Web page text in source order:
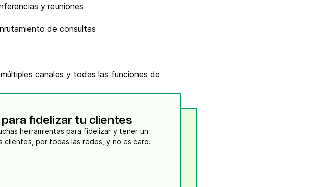
y reuniones
de consultas
canales y todas las funciones de
fidelizar tu clientes
herramientas para fidelizar y tener un
contacto mas directo con todos tus clientes, por todas las redes, y no es caro.